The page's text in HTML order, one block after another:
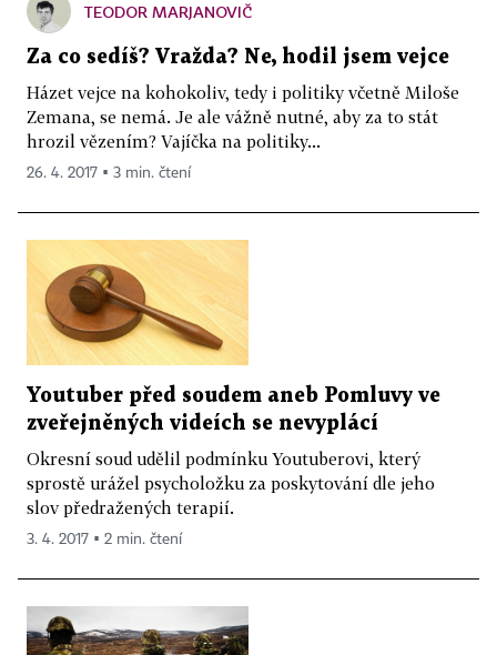
TEODOR MARJANOVIČ
Za co sedíš? Vražda? Ne, hodil jsem vejce
Házet vejce na kohokoliv, tedy i politiky včetně Miloše
Zemana, se nemá. Je ale vážně nutné, aby za to stát
hrozil vězením? Vajíčka na politiky...
26. 4. 2017 ▪ 3 min. čtení
Youtuber před soudem aneb Pomluvy ve
zveřejněných videích se nevyplácí
Okresní soud udělil podmínku Youtuberovi, který
sprostě urážel psycholožku za poskytování dle jeho
slov předražených terapií.
3. 4. 2017 ▪ 2 min. čtení